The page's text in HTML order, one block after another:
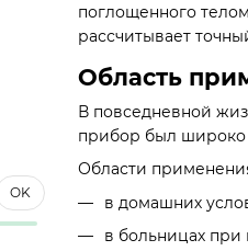
поглощенного
рассчитывает
Область
В повседневной
прибор был широко
Области
в домашних
в больницах
OK